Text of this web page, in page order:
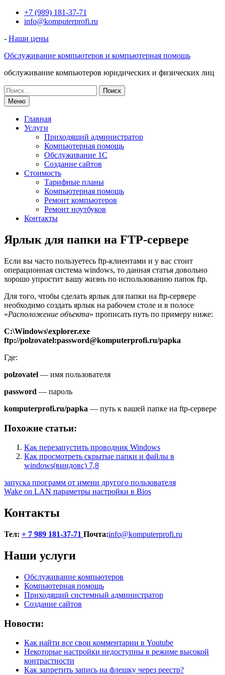
Перейти+7 (989) 181-37-71
info@komputerprofi.ru
- Наши цены
Обслуживание компьютеров и компьютерная помощь
обслуживание компьютеров юридических и физических лиц
Искать:
Меню
Главная
Услуги
Приходящий администратор
Компьютерная помощь
Обслуживание 1С
Создание сайтов
Стоимость
Тарифные планы
Компьютерная помощь
Ремонт компьютеров
Ремонт ноутбуков
Контакты
Ярлык для папки на FTP-сервере
Если вы часто пользуетесь ftp-клиентами и у вас стоит
операционная система windows, то данная статья довольно
хорошо упростит вашу жизнь по использованию папок ftp.
Для того, чтобы сделать ярлык для папки на ftp-сервере
необходимо создать ярлык на рабочем столе и в полосе
«Расположение объекта» прописать путь по примеру ниже:
C:\Windows\explorer.exe
ftp://polzovatel:password@komputerprofi.ru/papka
Где:
polzovatel — имя пользователя
password — пароль
komputerprofi.ru/papka — путь к вашей папке на ftp-сервере
Похожие статьи:
Как перезапустить проводник Windows
Как просмотреть скрытые папки и файлы в
windows(виндовс) 7,8
Навигация
по
записям
запуска программ от имени другого пользователя
Wake on LAN параметры настройки в Bios
Контакты
Тел: + 7 989 181-37-71 Почта:info@komputerprofi.ru
Наши услуги
Обслуживание компьютеров
Компьютерная помощь
Приходящий системный администратор
Создание сайтов
Новости:
Как найти все свои комментарии в Youtube
Некоторые настройки недоступны в режиме высокой
контрастности
Как запретить запись на флешку через реестр?